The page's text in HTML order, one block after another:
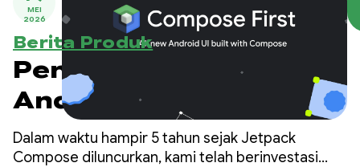
MEI
2026
Berita Produk
Pengembangan UI
Android adalah
Compose First
Dalam waktu hampir 5 tahun sejak Jetpack
Compose diluncurkan, kami telah berinvestasi